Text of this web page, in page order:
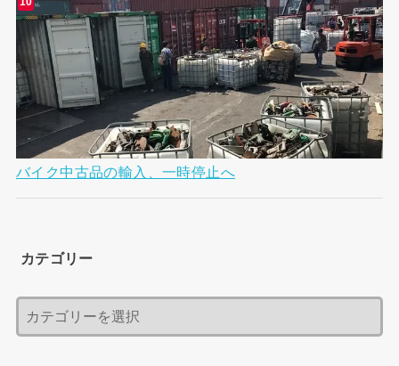
バイク中古品の輸入、一時停止へ
カテゴリー